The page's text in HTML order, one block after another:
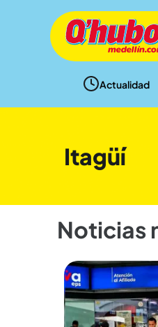
Actualidad
Itagüí
Noticias